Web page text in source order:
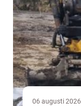
06 augusti 2026